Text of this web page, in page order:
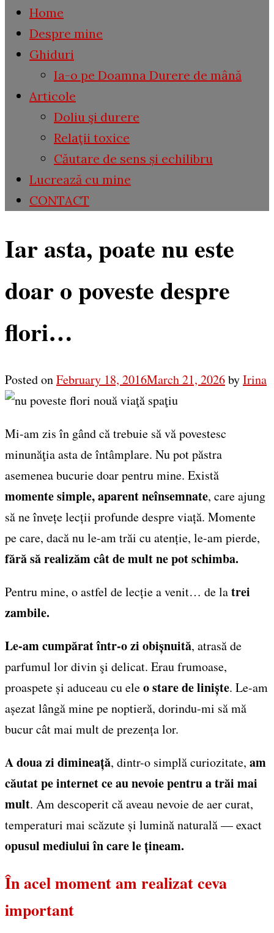
Home
Despre mine
Ghiduri
Ia-o pe Doamna Durere de mână
Articole
Doliu şi durere
Relaţii toxice
Căutare de sens și echilibru
Lucrează cu mine
CONTACT
Iar asta, poate nu este
doar o poveste despre
flori…
Posted onFebruary 18, 2016March 21, 2026byIrina
Mi-am zis în gând că trebuie să vă povestesc
minunăţia asta de întâmplare. Nu pot păstra
asemenea bucurie doar pentru mine. Există
momente simple, aparent neînsemnate, care ajung
să ne învețe lecții profunde despre viață. Momente
pe care, dacă nu le-am trăi cu atenție, le-am pierde,
fără să realizăm cât de mult ne pot schimba.
Pentru mine, o astfel de lecție a venit… de latrei
zambile.
Le-am cumpărat într-o zi obișnuită, atrasă de
parfumul lor divin şi delicat. Erau frumoase,
proaspete și aduceau cu eleo stare de liniște. Le-am
așezat lângă mine pe noptieră, dorindu-mi să mă
bucur cât mai mult de prezența lor.
A doua zi dimineață, dintr-o simplă curiozitate, am
căutat pe internet ce au nevoie pentru a trăi mai
mult. Am descoperit că aveau nevoie de aer curat,
temperaturi mai scăzute și lumină naturală — exact
opusul mediului în care le țineam.
În acel moment am realizat ceva
important